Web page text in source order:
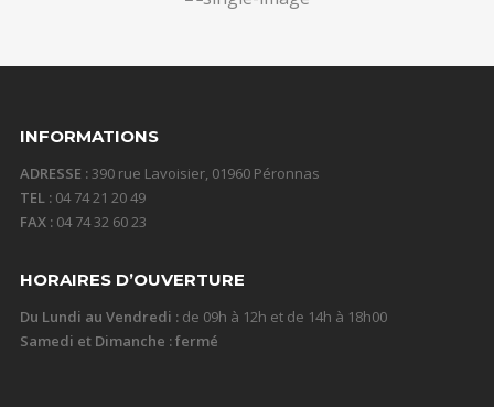
INFORMATIONS
ADRESSE :390 rue Lavoisier, 01960 Péronnas
TEL :04 74 21 20 49
FAX :04 74 32 60 23
HORAIRES D’OUVERTURE
Du Lundi au Vendredi :de 09h à 12h et de 14h à 18h00
Samedi et Dimanche : fermé